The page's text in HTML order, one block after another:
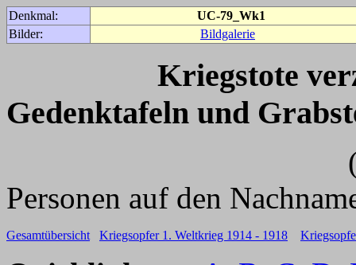
Denkmal:
UC-79_Wk1
Bilder:
Bildgalerie
Kriegstote
Gedenktafeln und
(Für weitere
Personen auf den
Gesamtübersicht Kriegsopfer 1. Weltkrieg 1914 - 1918